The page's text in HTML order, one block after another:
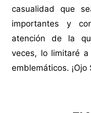
casualidad que
importantes y
atención de la
veces, lo limitaré
emblemáticos. ¡Ojo